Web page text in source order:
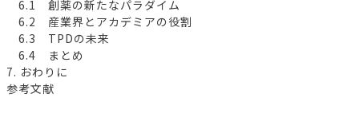
6.1 創薬の新たなパラダイム
6.2 産業界とアカデミアの役割
6.3 TPDの未来
6.4 まとめ
7. おわりに
参考文献